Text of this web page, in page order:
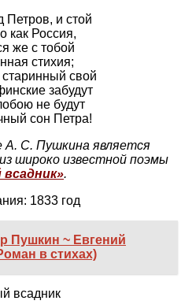
Петров, и стой
как Россия,
же с тобой
стихия;
свой
забудут
не будут
сон Петра!
А. С. Пушкина является
широко известной поэмы
.
1833 год
Пушкин ~ Евгений
в стихах)